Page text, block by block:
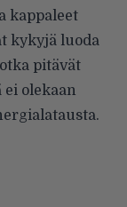
kappaleet
kykyjä luoda
pitävät
olekaan